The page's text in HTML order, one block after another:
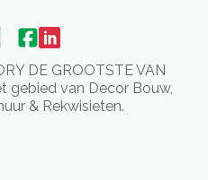
DE GROOTSTE VAN
gebied van Decor Bouw,
& Rekwisieten.